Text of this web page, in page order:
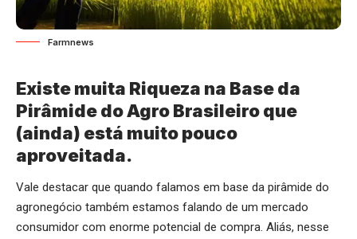
Farmnews
Existe muita Riqueza na Base da
Pirâmide do Agro Brasileiro que
(ainda) está muito pouco
aproveitada.
Vale destacar que quando falamos em base da pirâmide do
agronegócio também estamos falando de um mercado
consumidor com enorme potencial de compra. Aliás, nesse